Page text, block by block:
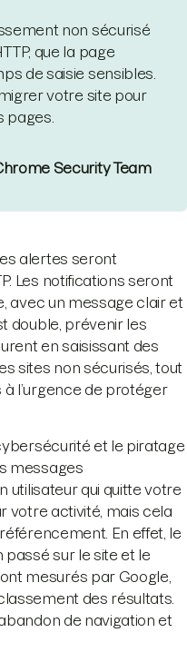
non sécurisé
que la page
de saisie sensibles.
votre site pour
pages.
Security Team
alertes seront
Les notifications seront
avec un message clair et
double, prévenir les
en saisissant des
sites non sécurisés, tout
l’urgence de protéger
et le piratage
messages
utilisateur qui quitte votre
votre activité, mais cela
En effet, le
passé sur le site et le
mesurés par Google,
des résultats.
de navigation et